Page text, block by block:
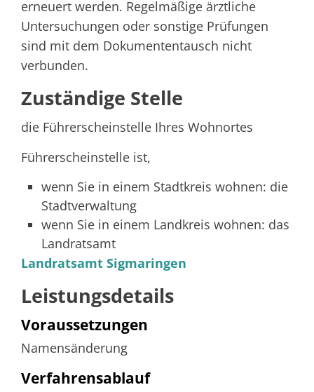
erneuert werden. Regelmäßige ärztliche
Untersuchungen oder sonstige Prüfungen
sind mit dem Dokumententausch nicht
verbunden.
Zuständige Stelle
die Führerscheinstelle Ihres Wohnortes
Führerscheinstelle ist,
wenn Sie in einem Stadtkreis wohnen: die
Stadtverwaltung
wenn Sie in einem Landkreis wohnen: das
Landratsamt
Landratsamt Sigmaringen
Leistungsdetails
Voraussetzungen
Namensänderung
Verfahrensablauf